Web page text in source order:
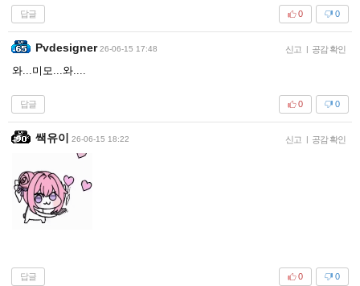
답글 0
0
Pvdesigner 26-06-15 17:48 신고 | 공감 확인
와...미모...와....
답글 0
0
쌕유이 26-06-15 18:22 신고 | 공감 확인
답글 0
0